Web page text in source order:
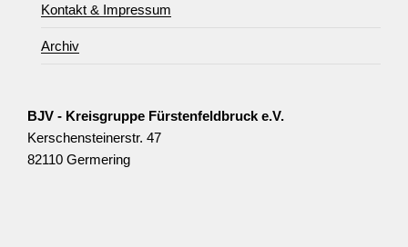
Kontakt & Impressum
Archiv
BJV - Kreisgruppe Fürstenfeldbruck e.V.
Kerschensteinerstr. 47
82110 Germering